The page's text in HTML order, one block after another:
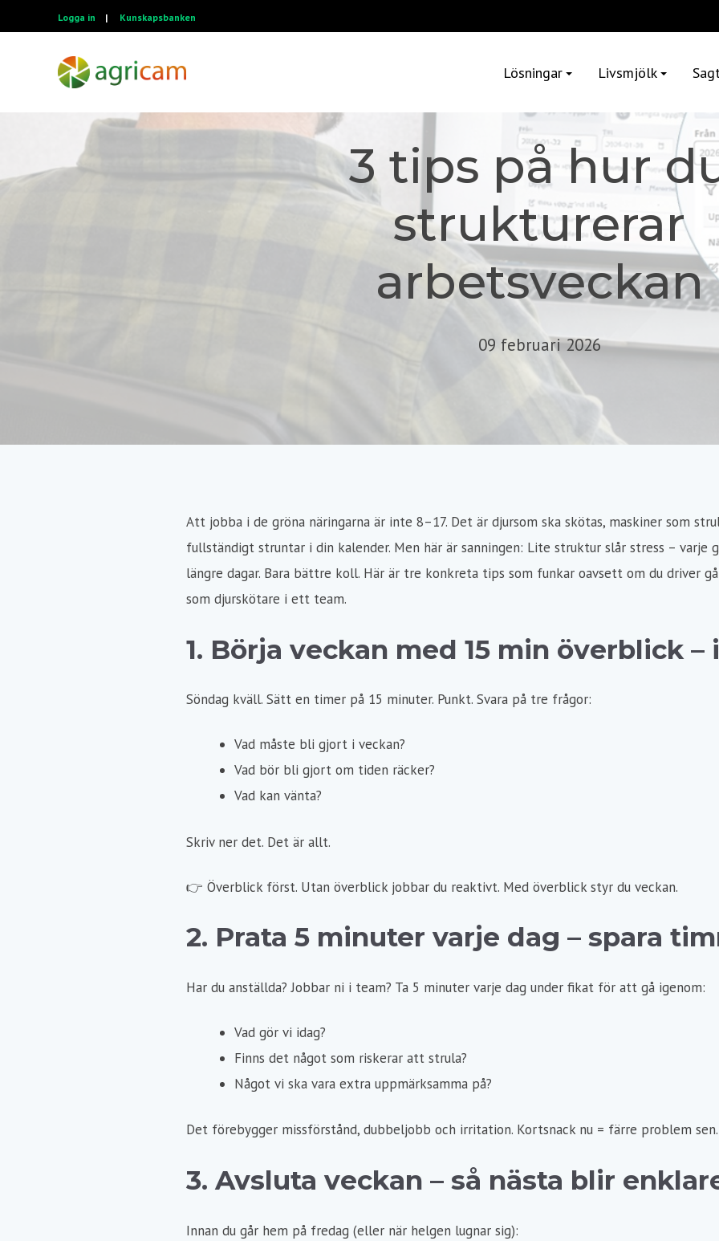
Logga in | Kunskapsbanken
Lösningar Livsmjölk
3 tips på hur
strukturerar
arbetsveckan
09 februari 2026
Att jobba i de gröna näringarna är inte 8–17. Det är djursom ska skötas, maskiner som
fullständigt struntar i din kalender. Men här är sanningen: Lite struktur slår stress – varje
längre dagar. Bara bättre koll. Här är tre konkreta tips som funkar oavsett om du driver
som djurskötare i ett team.
1. Börja veckan med 15 min överblick –
Söndag kväll. Sätt en timer på 15 minuter. Punkt. Svara på tre frågor:
Vad måste bli gjort i veckan?
Vad bör bli gjort om tiden räcker?
Vad kan vänta?
Skriv ner det. Det är allt.
👉 Överblick först. Utan överblick jobbar du reaktivt. Med överblick styr du veckan.
2. Prata 5 minuter varje dag – spara
Har du anställda? Jobbar ni i team? Ta 5 minuter varje dag under fikat för att gå igenom:
Vad gör vi idag?
Finns det något som riskerar att strula?
Något vi ska vara extra uppmärksamma på?
Det förebygger missförstånd, dubbeljobb och irritation. Kortsnack nu = färre problem sen.
3. Avsluta veckan – så nästa blir
Innan du går hem på fredag (eller när helgen lugnar sig):